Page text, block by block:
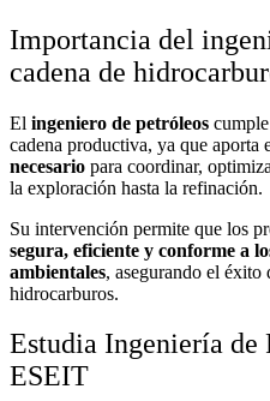
Importancia del
cadena de
El ingeniero de petróleos
cadena productiva, ya que aporta
necesario para coordinar,
la exploración hasta la refinación.
Su intervención permite que los
segura, eficiente y conforme a
ambientales, asegurando el éxito
hidrocarburos.
Estudia Ingeniería de
ESEIT